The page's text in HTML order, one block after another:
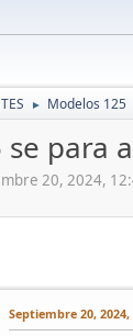
► Modelos 125
se para
20, 2024,
Septiembre 20, 2024,